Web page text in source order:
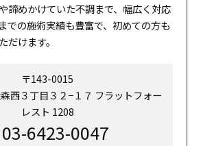
諦めかけていた不調まで、幅広く対応
での施術実績も豊富で、初めての方も
だけます。
〒143-0015
西３丁目３２−１７ フラットフォー
レスト 1208
03-6423-0047